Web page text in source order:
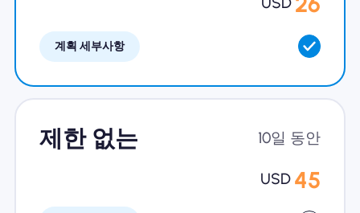
비즈니스를위한
계획 세부사항
제한 없는 10일 동안
USD 45